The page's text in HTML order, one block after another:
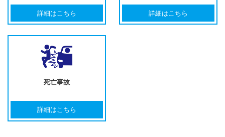
詳細はこちら 詳細はこちら
死亡事故
詳細はこちら